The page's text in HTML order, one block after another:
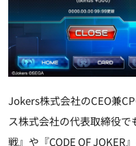
Jokers株式会社のCEO兼
ス株式会社の代表取締役
戦』や『CODE OF JOKER